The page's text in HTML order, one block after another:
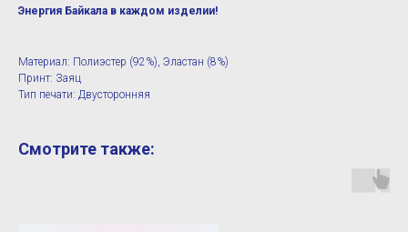
Энергия Байкала в каждом изделии!
Материал: Полиэстер (92%), Эластан (8%)
Принт: Заяц
Тип печати: Двусторонняя
Смотрите также: